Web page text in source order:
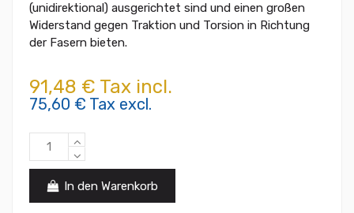
(unidirektional) ausgerichtet sind und einen großen
Widerstand gegen Traktion und Torsion in Richtung
der Fasern bieten.
91,48 € Tax incl.
75,60 € Tax excl.
In den Warenkorb